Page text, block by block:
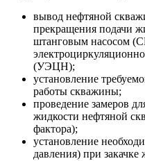
вывод нефтяной
прекращения подачи
штанговым насосом
(УЭЦН);
установление
работы скважины;
проведение замеров
жидкости нефтяной
фактора);
установление
давления) при